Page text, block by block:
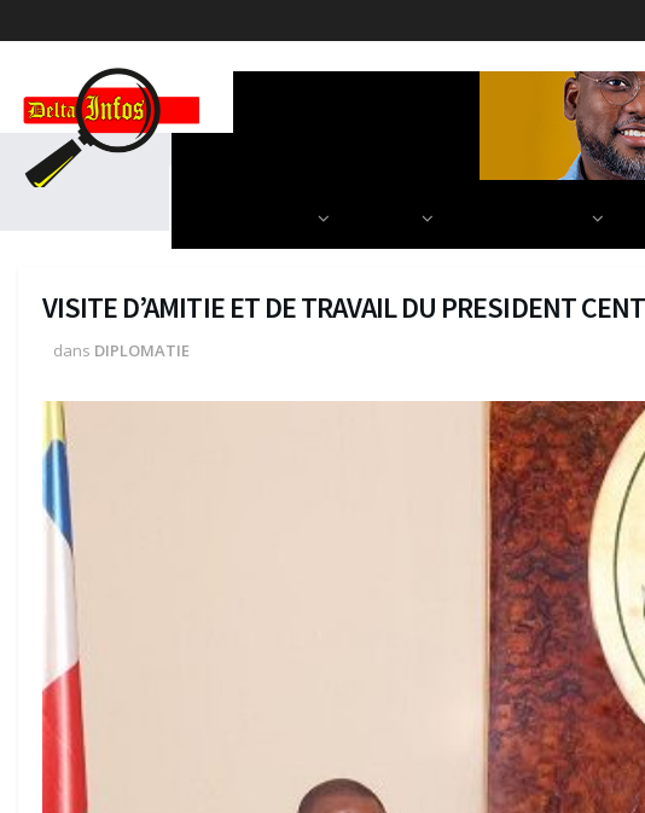
ECONOMIE
VISITE D’AMITIE ET DE TRAVAIL DU PRESIDENT
dans DIPLOMATIE